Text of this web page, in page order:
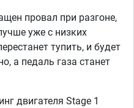
провал при разгоне,
уже с низких
тупить, и будет
а педаль газа станет
двигателя Stage 1